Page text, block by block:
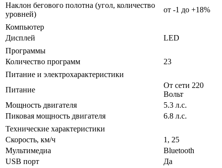
Наклон бегового полотна (угол, количество
уровней)
от -1 до +18%
Компьютер
Дисплей
LED
Программы
Количество программ
23
Питание и электрохарактеристики
Питание
От сети 220
Вольт
Мощность двигателя
5.3 л.с.
Пиковая мощность двигателя
6.8 л.с.
Технические характеристики
Скорость, км/ч
1, 25
Мультимедиа
Bluetooth
USB порт
Да